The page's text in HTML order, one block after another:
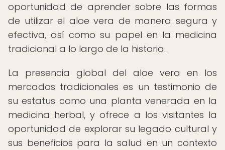
oportunidad de aprender sobre las formas
de utilizar el aloe vera de manera segura y
efectiva, así como su papel en la medicina
tradicional a lo largo de la historia.
La presencia global del aloe vera en los
mercados tradicionales es un testimonio de
su estatus como una planta venerada en la
medicina herbal, y ofrece a los visitantes la
oportunidad de explorar su legado cultural y
sus beneficios para la salud en un contexto